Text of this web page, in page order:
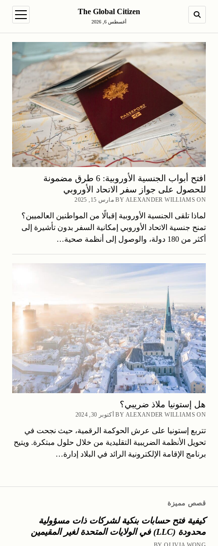
SEARCH
The Global Citizen
أغسطس 6, 2026
menu
قصص مميزة
كيفية فتح حسابات بنكية لشركات ذات مسؤولية
محدودة (LLC) في الولايات المتحدة لغير المقيمين
افتح أبواب الجنسية الأوروبية: 6 طرق مضمونة
للحصول على جواز سفر الاتحاد الأوروبي
BY ALEXANDER WILLIAMS ON مارس 15, 2025
لماذا تلقى الجنسية الأوروبية إقبالًا من المواطنين العالميين؟
تمنح جنسية الاتحاد الأوروبي إمكانية السفر بدون تأشيرة إلى
أكثر من 180 دولة، والوصول إلى أنظمة صحية…
هل إستونيا ملاذ ضريبي؟
BY ALEXANDER WILLIAMS ON أكتوبر 30, 2024
تتربع إستونيا على عرش الحوكمة الرقمية، حيث نجحت في
تحويل الأنظمة الضريبية التقليدية من خلال حلول مبتكرة. ويتيح
برنامج الإقامة الإلكترونية الرائد في البلاد إدارة…